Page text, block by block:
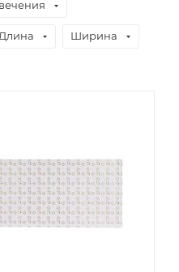
Длина Ширина